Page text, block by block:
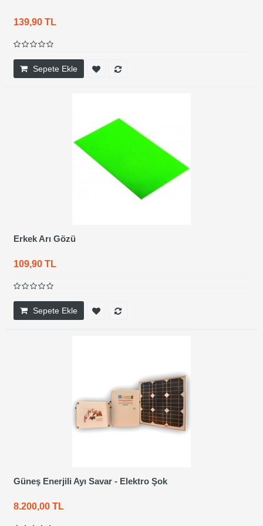
139,90 TL
Sepete Ekle
Erkek Arı Gözü
109,90 TL
Sepete Ekle
Güneş Enerjili Ayı Savar - Elektro Şok
8.200,00 TL